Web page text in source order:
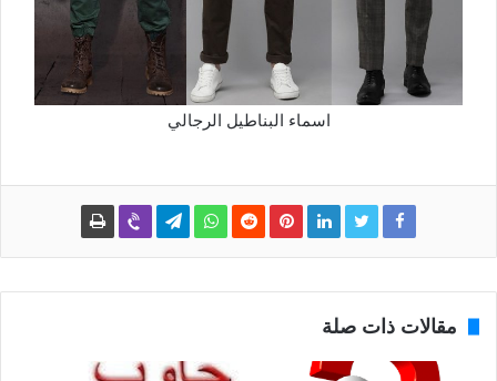
اسماء البناطيل الرجالي
مقالات ذات صلة